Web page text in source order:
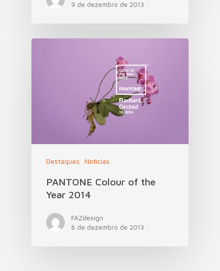
9 de dezembro de 2013
Destaques Notícias
PANTONE Colour of the
Year 2014
FAZdesign
6 de dezembro de 2013